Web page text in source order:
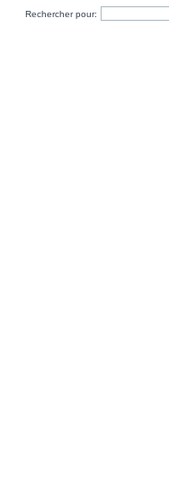
Rechercher pour: